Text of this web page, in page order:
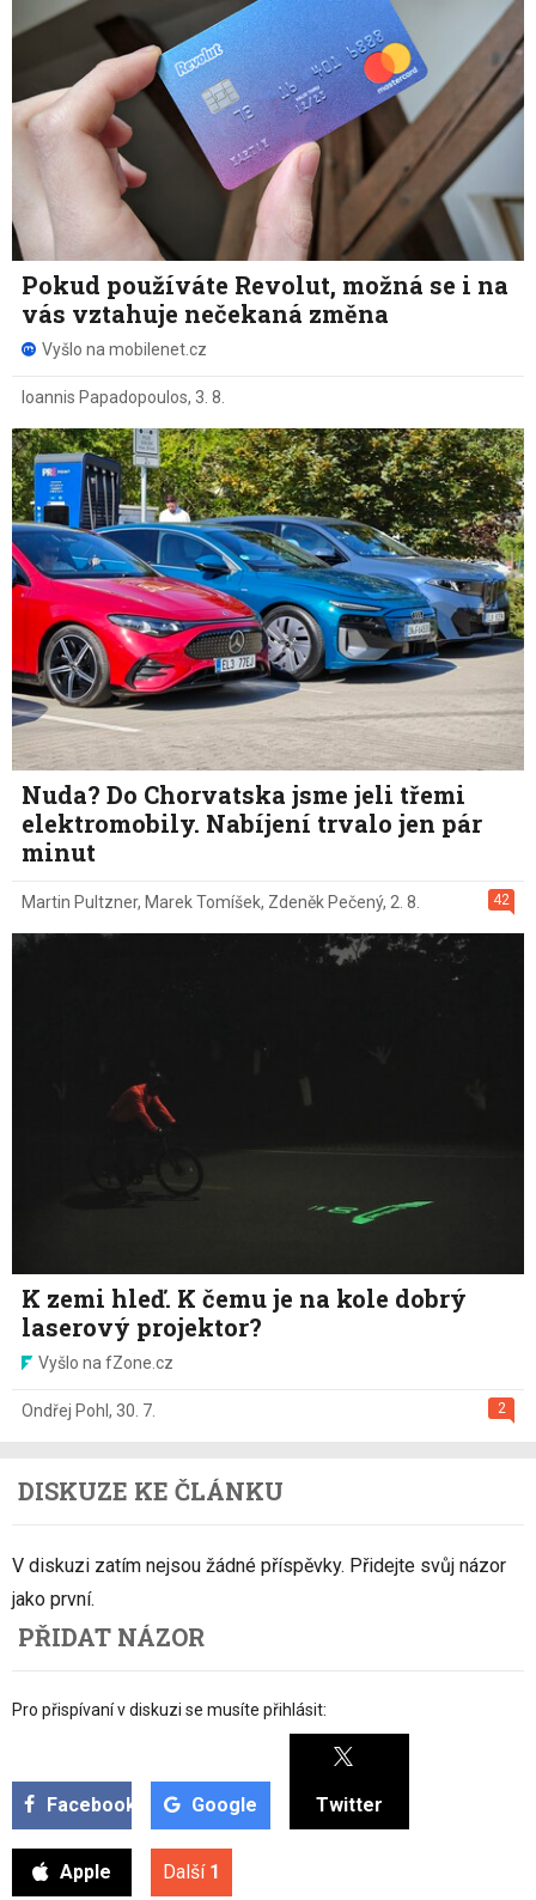
Pokud používáte Revolut, možná se i na
vás vztahuje nečekaná změna
Vyšlo na mobilenet.cz
Ioannis Papadopoulos, 3. 8.
Nuda? Do Chorvatska jsme jeli třemi
elektromobily. Nabíjení trvalo jen pár
minut
42
Martin Pultzner, Marek Tomíšek, Zdeněk Pečený, 2. 8.
K zemi hleď. K čemu je na kole dobrý
laserový projektor?
Vyšlo na fZone.cz
2
Ondřej Pohl , 30. 7.
DISKUZE KE ČLÁNKU
V diskuzi zatím nejsou žádné příspěvky. Přidejte svůj názor
jako první.
PŘIDAT NÁZOR
Pro přispívaní v diskuzi se musíte přihlásit:
Facebook Google Twitter
Apple Další 1